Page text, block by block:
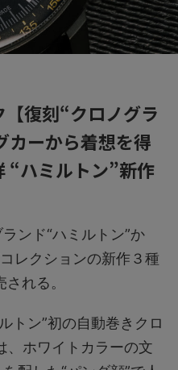
復刻“クロノグラ
カーから着想を得
“ハミルトン”新作
ンド“ハミルトン”か
レクションの新作３種
れる。
トン”初の自動巻きクロ
、ホワイトカラーの文